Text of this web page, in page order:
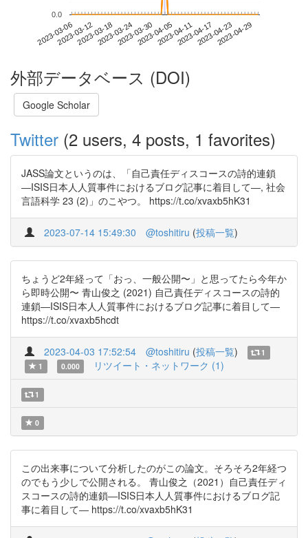
2023-03-062023-03-122023-03-182023-03-242023-03-302023-04-052023-04-112023-04-172023-04-232023-04-29
0.0
外部データベース (DOI)
Google Scholar
Twitter (2 users, 4 posts, 1 favorites)
JASS論文というのは、「自己責任ディスコースの詩的連鎖
―ISIS日本人人質事件におけるブログ記事に着目して―, 社会
言語科学 23 (2)」のこやつ。 https://t.co/xvaxb5hK31
2023-07-14 15:49:30 @toshitiru (投稿一覧)
ちょうど2年経って「おっ、一般公開〜」と思ってたら今年か
ら即時公開〜 青山俊之 (2021) 自己責任ディスコースの詩的
連鎖―ISIS日本人人質事件におけるブログ記事に着目して―
https://t.co/xvaxb5hcdt
2023-04-03 17:52:54 @toshitiru (投稿一覧)
1
1
0.000 リツイート・ネットワーク (1)
1
0
この出来事について分析したのがこの論文。そろそろ2年経つ
のでもう少しで公開される。 青山俊之（2021）自己責任ディ
スコースの詩的連鎖―ISIS日本人人質事件におけるブログ記
事に着目して― https://t.co/xvaxb5hK31